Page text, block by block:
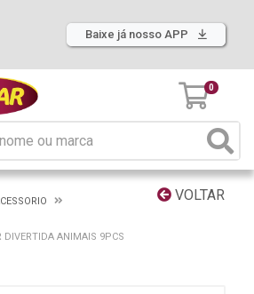
Baixe já nosso APP
0
VOLTAR
ANIMAIS 9PCS